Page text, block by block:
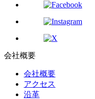
会社概要
会社概要
アクセス
沿革